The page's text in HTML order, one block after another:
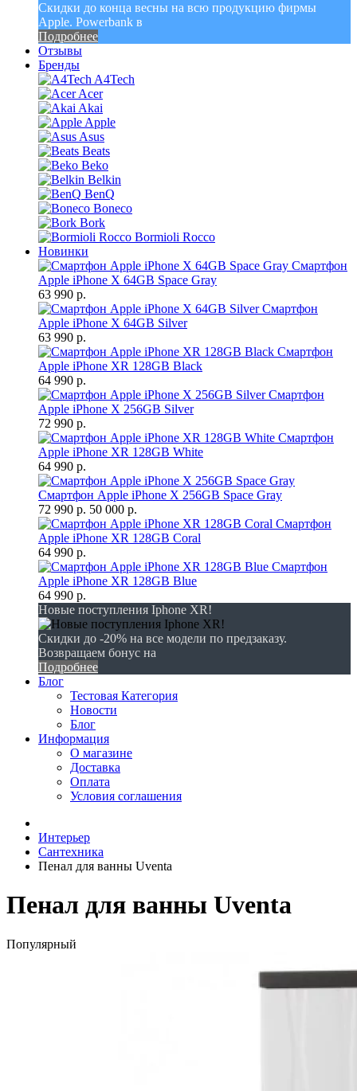
Скидки до конца весны на всю продукцию фирмы
Apple. Powerbank в
Подробнее
Отзывы
Бренды
A4Tech
Acer
Akai
Apple
Asus
Beats
Beko
Belkin
BenQ
Boneco
Bork
Bormioli Rocco
Новинки
Смартфон
Apple iPhone X 64GB Space Gray
63 990 р.
Смартфон
Apple iPhone X 64GB Silver
63 990 р.
Смартфон
Apple iPhone XR 128GB Black
64 990 р.
Смартфон
Apple iPhone X 256GB Silver
72 990 р.
Смартфон
Apple iPhone XR 128GB White
64 990 р.
Смартфон Apple iPhone X 256GB Space Gray
72 990 р. 50 000 р.
Смартфон
Apple iPhone XR 128GB Coral
64 990 р.
Смартфон
Apple iPhone XR 128GB Blue
64 990 р.
Новые поступления Iphone XR!
Скидки до -20% на все модели по предзаказу.
Возвращаем бонус на
Подробнее
Блог
Тестовая Категория
Новости
Блог
Информация
О магазине
Доставка
Оплата
Условия соглашения
Интерьер
Сантехника
Пенал для ванны Uventa
Пенал для ванны Uventa
Популярный